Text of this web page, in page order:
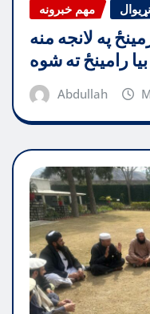
مهم خبرونه نړیوال
په لانجه منه
رامینځ ته شوه
Abdullah